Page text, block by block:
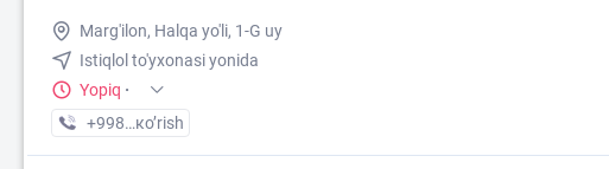
Marg'ilon, Halqa yo'li, 1-G uy
Istiqlol to'yxonasi yonida
Yopiq ·
+998 (55) XXX-XX-XX
кo’rish